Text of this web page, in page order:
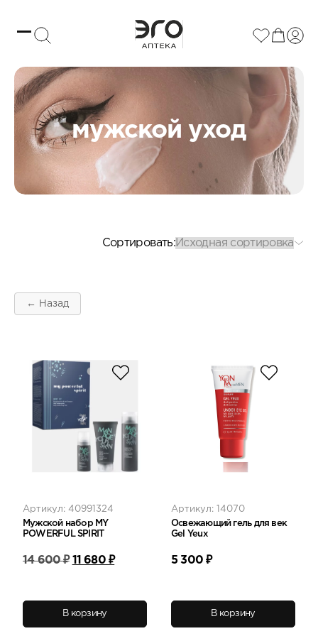
мужской уход
← Назад
Cортировать:
Артикул: 40991324
Мужской набор MY
POWERFUL SPIRIT
14 600₽ Первоначальная
цена
11 680₽Текущая
цена:
В корзину
Артикул: 14070
Освежающий гель для век
Gel Yeux
5 300₽
В корзину